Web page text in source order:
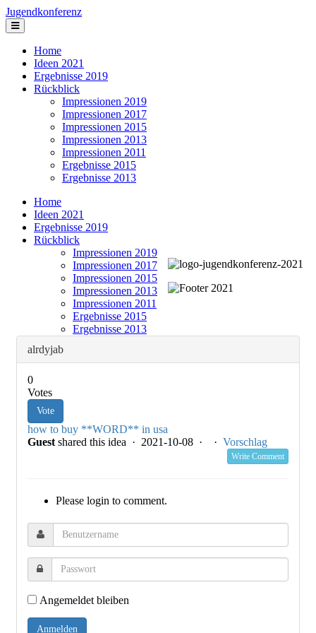
Jugendkonferenz
Home
Ideen 2021
Ergebnisse 2019
Rückblick
Impressionen 2019
Impressionen 2017
Impressionen 2015
Impressionen 2013
Impressionen 2011
Ergebnisse 2015
Ergebnisse 2013
Home
Ideen 2021
Ergebnisse 2019
Rückblick
Impressionen 2019
Impressionen 2017
Impressionen 2015
Impressionen 2013
Impressionen 2011
Ergebnisse 2015
Ergebnisse 2013
alrdyjab
0
Votes
Vote
how to buy **WORD** in usa
Guest shared this idea · 2021-10-08 · · Vorschlag
Write Comment
Please login to comment.
Angemeldet bleiben